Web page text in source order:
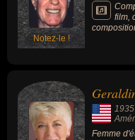
Notez-le !
film,
Pour une
1935
Femme